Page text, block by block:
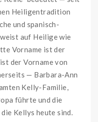
Heiligentradition
und spanisch-
auf Heilige wie
Vorname ist der
der Vorname von
— Barbara-Ann
Kelly-Familie,
führte und die
Kellys heute sind.